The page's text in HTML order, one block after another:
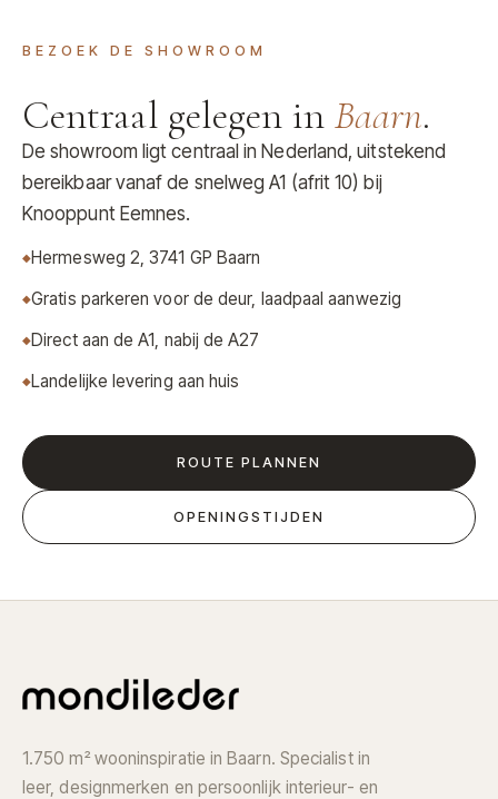
BEZOEK DE SHOWROOM
Centraal gelegen in Baarn.
De showroom ligt centraal in Nederland, uitstekend
bereikbaar vanaf de snelweg A1 (afrit 10) bij
Knooppunt Eemnes.
Hermesweg 2, 3741 GP Baarn
Gratis parkeren voor de deur, laadpaal aanwezig
Direct aan de A1, nabij de A27
Landelijke levering aan huis
ROUTE PLANNEN
OPENINGSTIJDEN
1.750 m² wooninspiratie in Baarn. Specialist in
leer, designmerken en persoonlijk interieur- en